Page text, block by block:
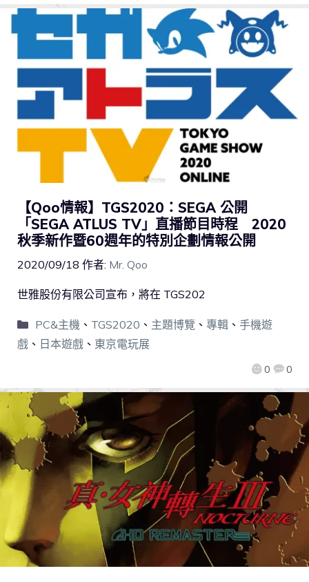
【Qoo情報】TGS2020：SEGA 公開
「SEGA ATLUS TV」直播節目時程 2020
秋季新作暨60週年的特別企劃情報公開
2020/09/18 作者: Mr. Qoo
0 0
世雅股份有限公司宣布，將在 TGS202
PC&主機 、 TGS2020 、 主題博覽 、 專輯、 手機遊
戲 、 日本遊戲 、 東京電玩展